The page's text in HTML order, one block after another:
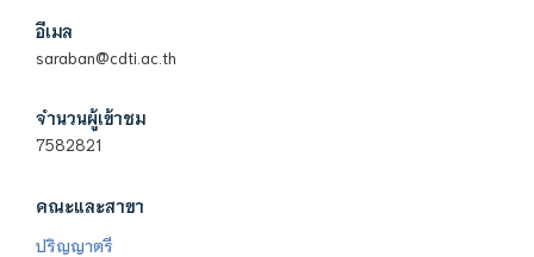
อีเมล
saraban@cdti.ac.th
จำนวนผู้เข้าชม
7582821
คณะและสาขา
ปริญญาตรี